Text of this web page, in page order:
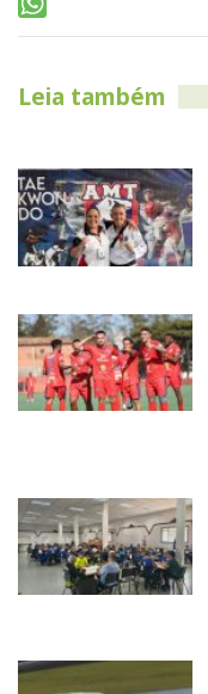
Leia também